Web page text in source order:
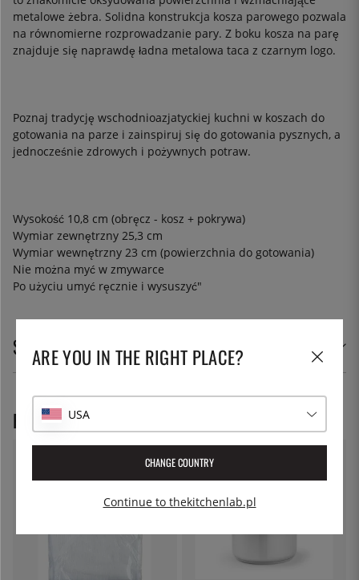
metalowe żebra. Solidna konstrukcja kosza parowego pozwala
na równomierne rozprowadzanie pary. Z boku kosza na parę
znajduje się naprawdę ładna metalowa taca z czarnym logo.
Poznaj tradycję wschodnioazjatyckiej kuchni w koszach do
gotowania na parze i zainspiruj się do gotowania pysznych, a
jednocześnie zdrowych i pożywnych potraw.
Wysokość 10,8 cm (obręcz - kosz + pokrywa)
Wymiar zewnętrzny 25,3 cm
Wymiar wewnętrzny 23 cm (powierzchnia do gotowania)
Nie można myć w zmywarce
Po użyciu umyć ręcznie i wysuszyć"
SPECYFIKACJE
POLECANE PRODUKTY
ARE YOU IN THE RIGHT PLACE?
USA
CHANGE COUNTRY
Continue to thekitchenlab.pl